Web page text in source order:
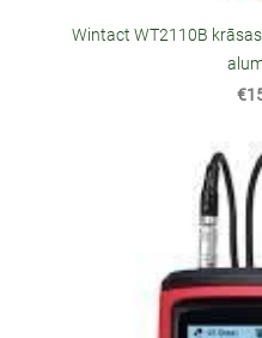
Wintact WT2110B